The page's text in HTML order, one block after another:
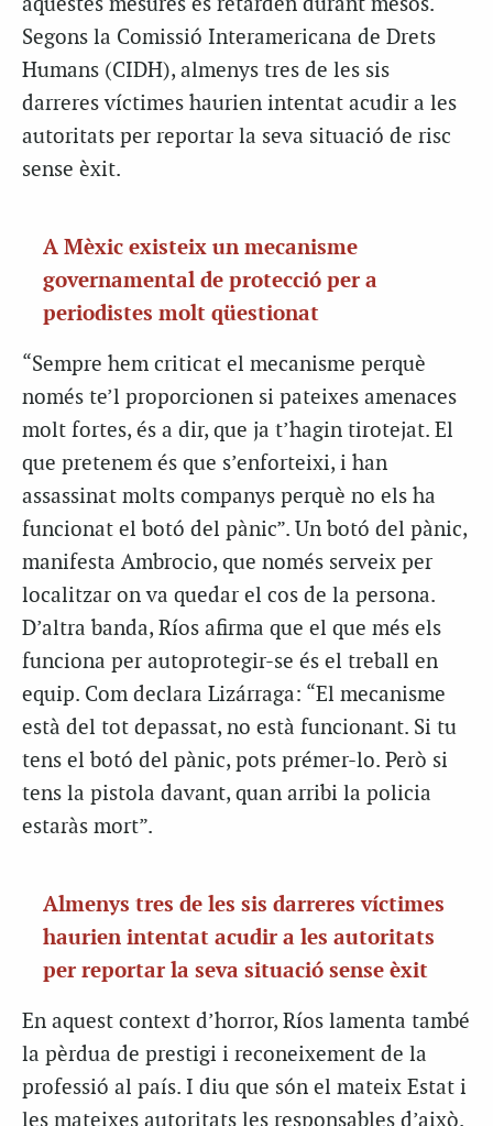
aquestes mesures es retarden durant mesos.
Segons la Comissió Interamericana de Drets
Humans (CIDH), almenys tres de les sis
darreres víctimes haurien intentat acudir a les
autoritats per reportar la seva situació de risc
sense èxit.
A Mèxic existeix un mecanisme
governamental de protecció per a
periodistes molt qüestionat
“Sempre hem criticat el mecanisme perquè
només te’l proporcionen si pateixes amenaces
molt fortes, és a dir, que ja t’hagin tirotejat. El
que pretenem és que s’enforteixi, i han
assassinat molts companys perquè no els ha
funcionat el botó del pànic”. Un botó del pànic,
manifesta Ambrocio, que només serveix per
localitzar on va quedar el cos de la persona.
D’altra banda, Ríos afirma que el que més els
funciona per autoprotegir-se és el treball en
equip. Com declara Lizárraga: “El mecanisme
està del tot depassat, no està funcionant. Si tu
tens el botó del pànic, pots prémer-lo. Però si
tens la pistola davant, quan arribi la policia
estaràs mort”.
Almenys tres de les sis darreres víctimes
haurien intentat acudir a les autoritats
per reportar la seva situació sense èxit
En aquest context d’horror, Ríos lamenta també
la pèrdua de prestigi i reconeixement de la
professió al país. I diu que són el mateix Estat i